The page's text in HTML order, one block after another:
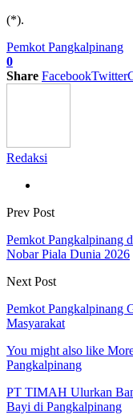
(*).
Pemkot Pangkalpinang
0
Share FacebookTwitter
Redaksi
Prev Post
Pemkot Pangkalpinang
Nobar Piala Dunia 2026
Next Post
Pemkot Pangkalpinang
Masyarakat
You might also like
Pangkalpinang
PT TIMAH Ulurkan
Bayi di Pangkalpinang